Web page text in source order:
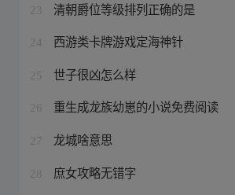
23 清朝爵位等级排列正确的是
24 西游类卡牌游戏定海神针
25 世子很凶怎么样
26 重生成龙族幼崽的小说免费阅读
27 龙城啥意思
28 庶女攻略无错字